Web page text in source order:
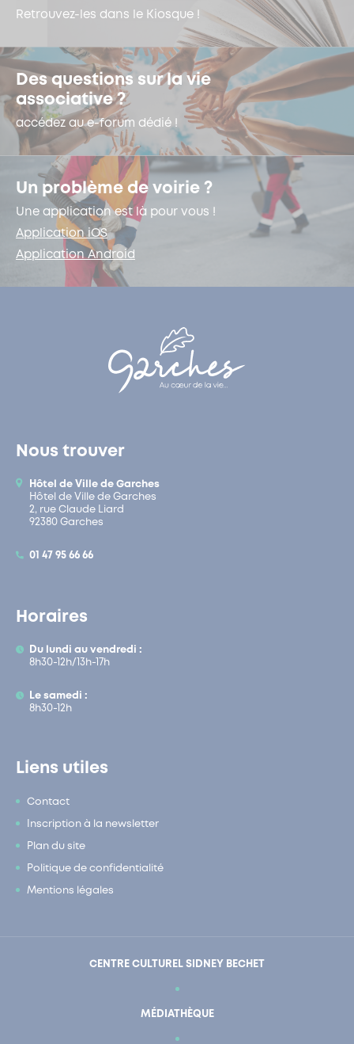
Retrouvez-les dans le Kiosque !
Des questions sur la vie
associative ?
accédez au e-forum dédié !
Un problème de voirie ?
Une application est là pour vous !
Application iOS
Application Android
Nous trouver
Hôtel de Ville de Garches
Hôtel de Ville de Garches
2, rue Claude Liard
92380 Garches
01 47 95 66 66
Horaires
Du lundi au vendredi :
8h30-12h/13h-17h
Le samedi :
8h30-12h
Liens utiles
Contact
Inscription à la newsletter
Plan du site
Politique de confidentialité
Mentions légales
CENTRE CULTUREL SIDNEY BECHET
MÉDIATHÈQUE